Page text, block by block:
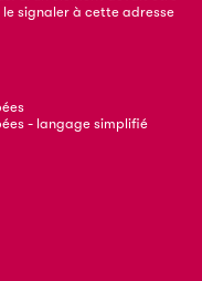
le signaler à cette adresse
- langage simplifié